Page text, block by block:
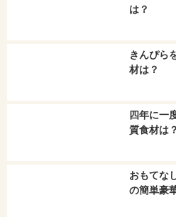
は？
きんぴら
材は？
四年に一
質食材は？
おもてな
の簡単豪